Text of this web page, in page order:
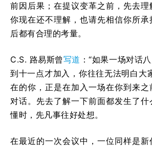
前因后果；在提议变革之前，先去
你现在还不理解，也请先相信你所
后都有合理的考量。
C.S. 路易斯曾写道 ：“如果一场对话
到十一点才加入，你往往无法明白大
在的你，正是在加入一场在你到来
对话。先去了解一下前面都发生了
懂时，先凡事往好处想。
在最近的一次会议中，一位同样是新